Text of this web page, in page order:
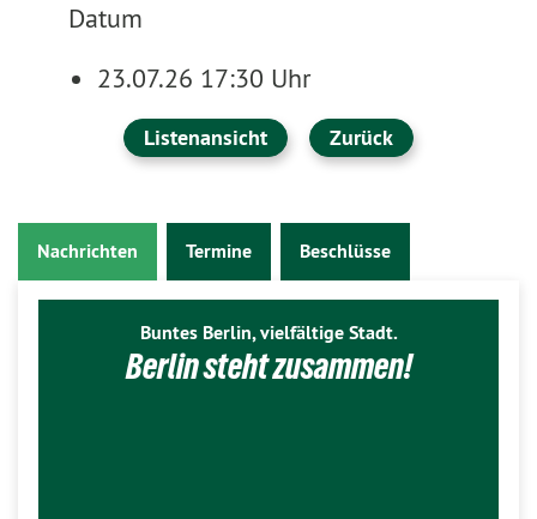
Datum
23.07.26 17:30 Uhr
Listenansicht Zurück
Nachrichten Termine Beschlüsse
Buntes Berlin, vielfältige Stadt.
Berlin steht zusammen!